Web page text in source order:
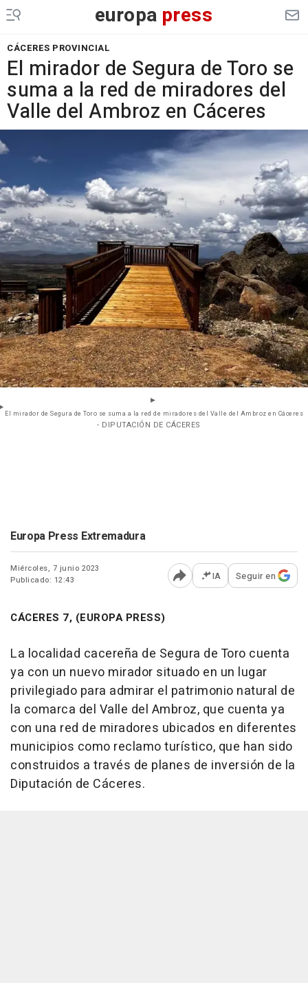
europa press
CÁCERES PROVINCIAL
El mirador de Segura de Toro se
suma a la red de miradores del
Valle del Ambroz en Cáceres
El mirador de Segura de Toro se suma a la red de miradores del Valle del Ambroz en Cáceres
- DIPUTACIÓN DE CÁCERES
Europa Press Extremadura
Miércoles, 7 junio 2023
Publicado: 12:43
Abrir opciones para
IA Seguir en
CÁCERES 7, (EUROPA PRESS)
La localidad cacereña de Segura de Toro cuenta
ya con un nuevo mirador situado en un lugar
privilegiado para admirar el patrimonio natural de
la comarca del Valle del Ambroz, que cuenta ya
con una red de miradores ubicados en diferentes
municipios como reclamo turístico, que han sido
construidos a través de planes de inversión de la
Diputación de Cáceres.